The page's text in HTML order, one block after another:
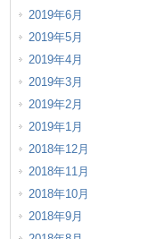
2019年6月
2019年5月
2019年4月
2019年3月
2019年2月
2019年1月
2018年12月
2018年11月
2018年10月
2018年9月